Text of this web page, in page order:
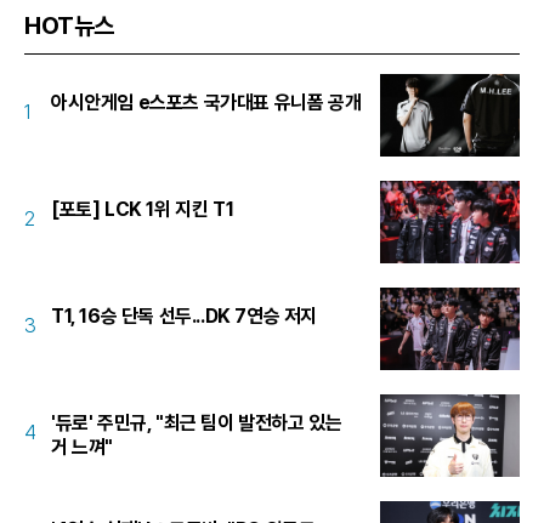
HOT뉴스
1 아시안게임 e스포츠 국가대표 유니폼 공개
2 [포토] LCK 1위 지킨 T1
3 T1, 16승 단독 선두...DK 7연승 저지
4
'듀로' 주민규, "최근 팀이 발전하고 있는
거 느껴"